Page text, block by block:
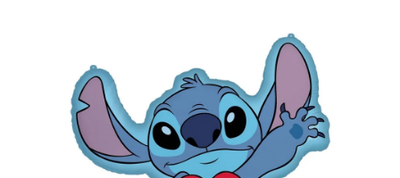
SVATEBNÍ DOPLŇKY
BARVY NA OBLIČEJ A VLASY